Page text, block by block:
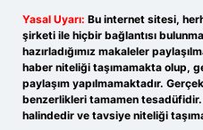
Yasal Uyarı: Bu internet sitesi,
şirketi ile hiçbir bağlantısı
hazırladığımız makaleler
haber niteliği taşımamakta olup,
paylaşım yapılmamaktadır.
benzerlikleri tamamen
halindedir ve tavsiye niteliği